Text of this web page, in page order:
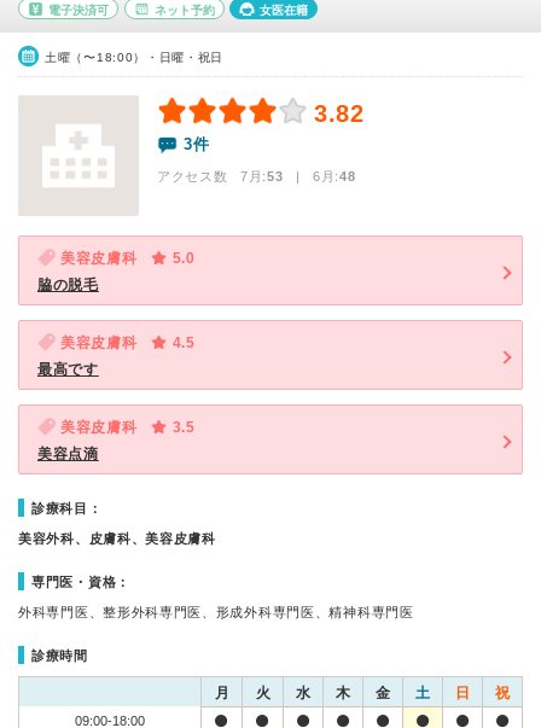
電子決済可 ネット予約 女医在籍
土曜（〜18:00）・日曜・祝日
3.82
3件
アクセス数 7月:53 | 6月:48
美容皮膚科
5.0
脇の脱毛
美容皮膚科
4.5
最高です
美容皮膚科
3.5
美容点滴
診療科目：
美容外科、皮膚科、美容皮膚科
専門医・資格：
外科専門医、整形外科専門医、形成外科専門医、精神科専門医
診療時間
月 火 水 木 金 土 日 祝
09:00-18:00